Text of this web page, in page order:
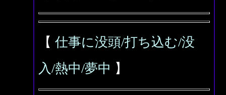
【 仕事に没頭/打ち込む/没
入/熱中/夢中 】